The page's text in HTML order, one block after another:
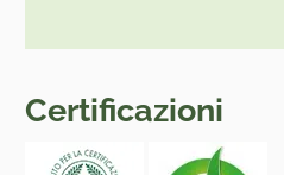
Certificazioni